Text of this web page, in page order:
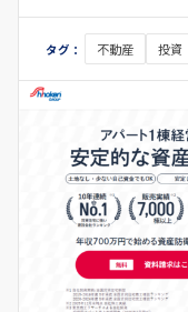
タグ： 不動産 投資